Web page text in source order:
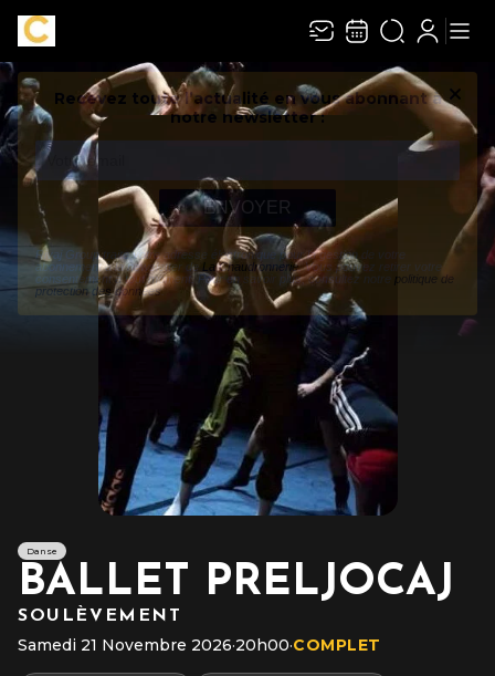
Recevez toute l’actualité en vous abonnant à
notre newsletter :
ENVOYER
Rivaj Group traite votre adresse électronique pour la gestion de votre abonnement à
la newsletter deLa Chaudronnerie. Vous pouvez retirer votre consentement à tout
moment. Pour en savoir plus, consultez notre politique de protection des données
Danse
BALLET PRELJOCAJ
SOULÈVEMENT
Samedi 21 Novembre 2026·20h00·COMPLET